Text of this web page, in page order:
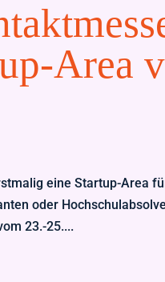
Area
eine Startup-Area
oder
23.-25....